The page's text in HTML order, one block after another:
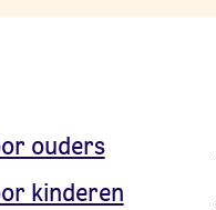
ouders
kinderen